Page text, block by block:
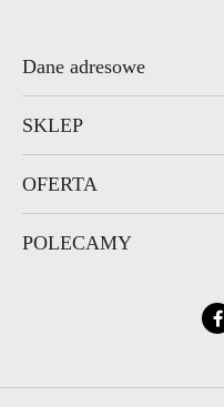
Dane adresowe
SKLEP
OFERTA
POLECAMY